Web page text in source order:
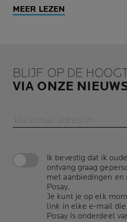
MEER LEZEN
BLIJF OP DE
VIA ONZE
Ik bevestig dat ik
ontvang graag
met aanbiedingen en
Posay.
Je kunt je op elk
link in elke e-mail die
Posay is onderdeel